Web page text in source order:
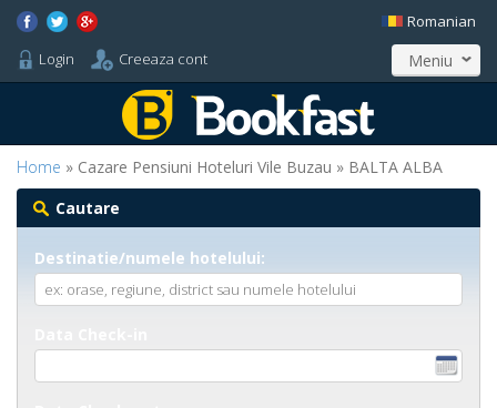
Login Creeaza cont
Romanian
Meniu
Home » Cazare Pensiuni Hoteluri Vile Buzau » BALTA ALBA
Cautare
Destinatie/numele hotelului: